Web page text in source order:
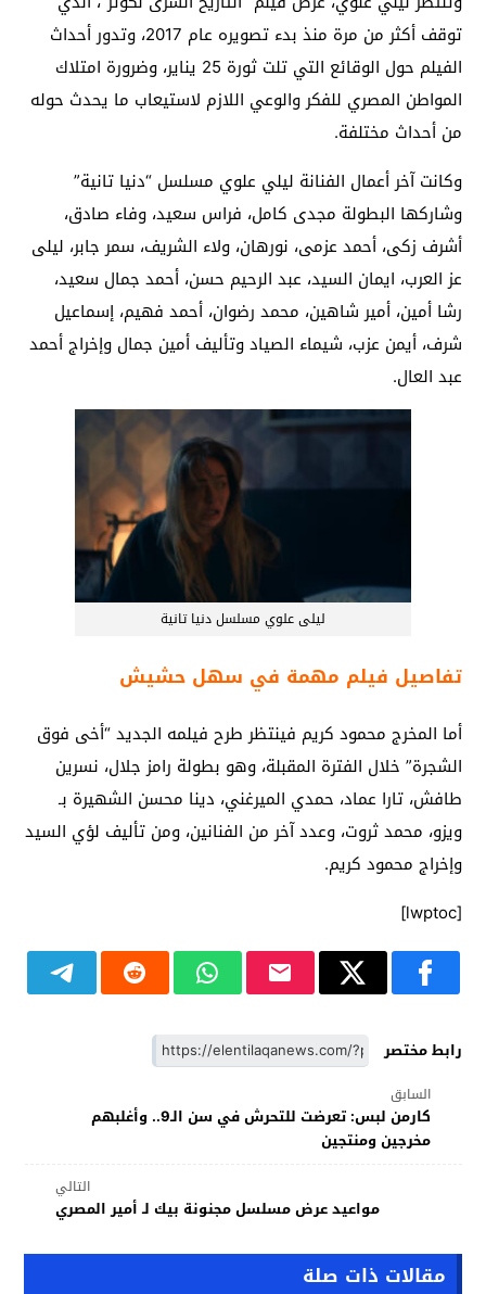
توقف أكثر من مرة منذ بدء تصويره عام 2017، وتدور أحداث
الفيلم حول الوقائع التي تلت ثورة 25 يناير، وضرورة امتلاك
المواطن المصري للفكر والوعي اللازم لاستيعاب ما يحدث حوله
من أحداث مختلفة.
وكانت آخر أعمال الفنانة ليلي علوي مسلسل “دنيا تانية”
وشاركها البطولة مجدى كامل، فراس سعيد، وفاء صادق،
أشرف زكى، أحمد عزمى، نورهان، ولاء الشريف، سمر جابر، ليلى
عز العرب، ايمان السيد، عبد الرحيم حسن، أحمد جمال سعيد،
رشا أمين، أمير شاهين، محمد رضوان، أحمد فهيم، إسماعيل
شرف، أيمن عزب، شيماء الصياد وتأليف أمين جمال وإخراج أحمد
عبد العال.
ليلى علوي مسلسل دنيا تانية
تفاصيل فيلم مهمة في سهل حشيش
أما المخرج محمود كريم فينتظر طرح فيلمه الجديد “أخى فوق
الشجرة” خلال الفترة المقبلة، وهو بطولة رامز جلال، نسرين
طافش، تارا عماد، حمدي الميرغني، دينا محسن الشهيرة بـ
ويزو، محمد ثروت، وعدد آخر من الفنانين، ومن تأليف لؤي السيد
وإخراج محمود كريم.
[lwptoc]
رابط مختصر
السابق
كارمن لبس: تعرضت للتحرش في سن الـ9.. وأغلبهم
مخرجين ومنتجين
التالي
مواعيد عرض مسلسل مجنونة بيك لـ أمير المصري
مقالات ذات صلة